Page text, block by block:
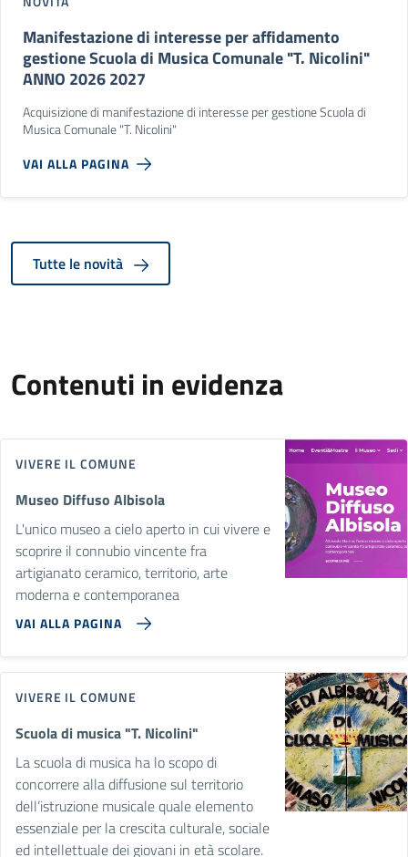
Manifestazione di interesse per affidamento
gestione Scuola di Musica Comunale "T. Nicolini"
ANNO 2026 2027
Acquisizione di manifestazione di interesse per gestione Scuola di
Musica Comunale "T. Nicolini"
VAI ALLA PAGINA
Tutte le novità
Contenuti in evidenza
VIVERE IL COMUNE
Museo Diffuso Albisola
L'unico museo a cielo aperto in cui vivere e
scoprire il connubio vincente fra
artigianato ceramico, territorio, arte
moderna e contemporanea
VAI ALLA PAGINA
VIVERE IL COMUNE
Scuola di musica "T. Nicolini"
La scuola di musica ha lo scopo di
concorrere alla diffusione sul territorio
dell’istruzione musicale quale elemento
essenziale per la crescita culturale, sociale
ed intellettuale dei giovani in età scolare.